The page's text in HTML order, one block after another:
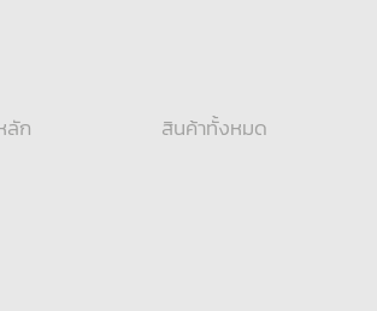
ลัก สินค้าทั้งหมด